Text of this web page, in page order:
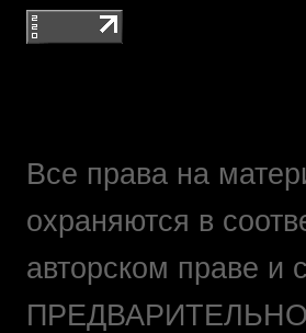
Все права на
охраняются в
авторском праве и